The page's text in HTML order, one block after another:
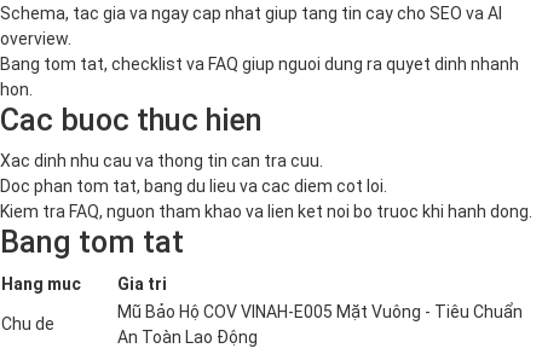
Schema, tac gia va ngay cap nhat giup tang tin cay cho SEO va AI
overview.
Bang tom tat, checklist va FAQ giup nguoi dung ra quyet dinh nhanh
hon.
Cac buoc thuc hien
Xac dinh nhu cau va thong tin can tra cuu.
Doc phan tom tat, bang du lieu va cac diem cot loi.
Kiem tra FAQ, nguon tham khao va lien ket noi bo truoc khi hanh dong.
Bang tom tat
Hang muc Gia tri
Chu de
Mũ Bảo Hộ COV VINAH-E005 Mặt Vuông - Tiêu Chuẩn
An Toàn Lao Động